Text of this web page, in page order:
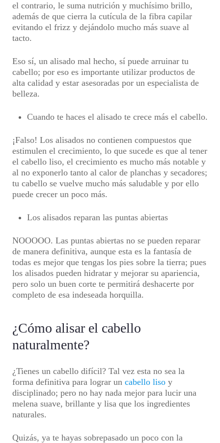
el contrario, le suma nutrición y muchísimo brillo,
además de que cierra la cutícula de la fibra capilar
evitando el frizz y dejándolo mucho más suave al
tacto.
Eso sí, un alisado mal hecho, sí puede arruinar tu
cabello; por eso es importante utilizar productos de
alta calidad y estar asesoradas por un especialista de
belleza.
Cuando te haces el alisado te crece más el cabello.
¡Falso! Los alisados no contienen compuestos que
estimulen el crecimiento, lo que sucede es que al tener
el cabello liso, el crecimiento es mucho más notable y
al no exponerlo tanto al calor de planchas y secadores;
tu cabello se vuelve mucho más saludable y por ello
puede crecer un poco más.
Los alisados reparan las puntas abiertas
NOOOOO. Las puntas abiertas no se pueden reparar
de manera definitiva, aunque esta es la fantasía de
todas es mejor que tengas los pies sobre la tierra; pues
los alisados pueden hidratar y mejorar su apariencia,
pero solo un buen corte te permitirá deshacerte por
completo de esa indeseada horquilla.
¿Cómo alisar el cabello
naturalmente?
¿Tienes un cabello difícil? Tal vez esta no sea la
forma definitiva para lograr un cabello liso y
disciplinado; pero no hay nada mejor para lucir una
melena suave, brillante y lisa que los ingredientes
naturales.
Quizás, ya te hayas sobrepasado un poco con la